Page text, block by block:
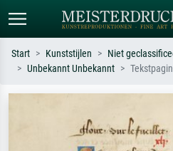
Monet, Sterrennacht, impressionisme,
Hokusai-golf, naakt.
Start Kunststijlen
Niet
Unbekannt Unbekannt